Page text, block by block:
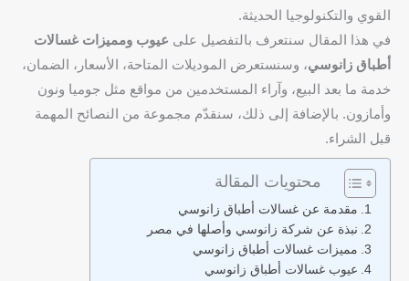
القوي والتكنولوجيا الحديثة.
في هذا المقال سنتعرف بالتفصيل على عيوب ومميزات غسالات
أطباق زانوسي، وسنستعرض الموديلات المتاحة، الأسعار، الضمان،
خدمة ما بعد البيع، وآراء المستخدمين من مواقع مثل جوميا ونون
وأمازون. بالإضافة إلى ذلك، سنقدّم مجموعة من النصائح المهمة
قبل الشراء.
محتويات المقالة
مقدمة عن غسالات أطباق زانوسي
نبذة عن شركة زانوسي وأصلها في مصر
مميزات غسالات أطباق زانوسي
عيوب غسالات أطباق زانوسي